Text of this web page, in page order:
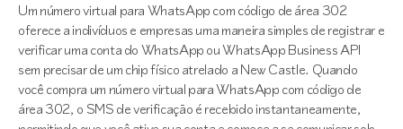
Um número virtual para WhatsApp com código de área 302
oferece a indivíduos e empresas uma maneira simples de registrar e
verificar uma conta do WhatsApp ou WhatsApp Business API
sem precisar de um chip físico atrelado a New Castle. Quando
você compra um número virtual para WhatsApp com código de
área 302, o SMS de verificação é recebido instantaneamente,